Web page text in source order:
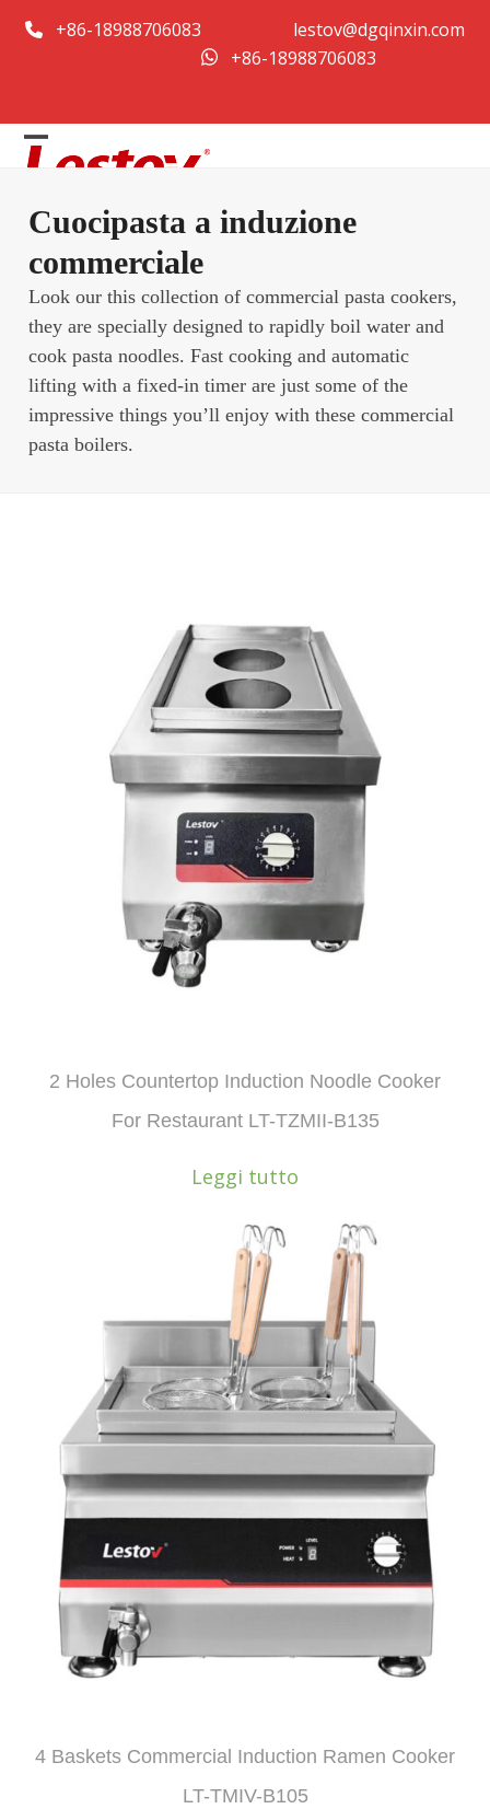
+86-18988706083
lestov@dgqinxin.com
+86-18988706083
Open
menu
Close
menu
Cuocipasta a induzione
commerciale
Look our this collection of commercial pasta cookers,
they are specially designed to rapidly boil water and
cook pasta noodles. Fast cooking and automatic
lifting with a fixed-in timer are just some of the
impressive things you’ll enjoy with these commercial
pasta boilers.
2 Holes Countertop Induction Noodle Cooker
For Restaurant LT-TZMII-B135
Leggi tutto
4 Baskets Commercial Induction Ramen Cooker
LT-TMIV-B105